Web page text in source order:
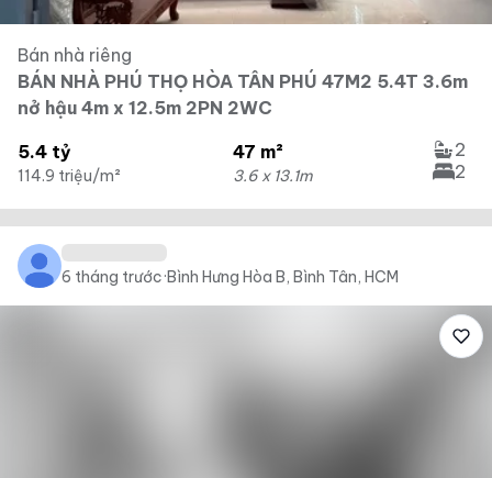
Bán nhà riêng
BÁN NHÀ PHÚ THỌ HÒA TÂN PHÚ 47M2 5.4T 3.6m
nở hậu 4m x 12.5m 2PN 2WC
5.4 tỷ
114.9 triệu/m²
47 m²
3.6 x 13.1m
2
2
6 tháng trước·Bình Hưng Hòa B, Bình Tân, HCM